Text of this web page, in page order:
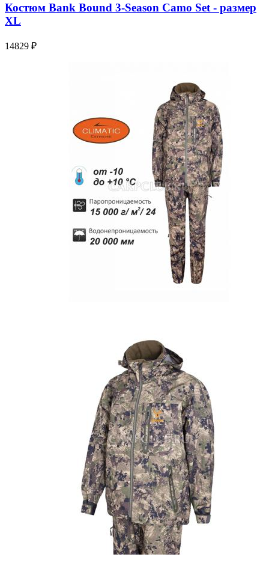
Костюм Bank Bound 3-Season Camo Set - размер
XL
14829 ₽